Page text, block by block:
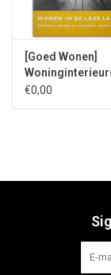
[Goed Wonen]
€0,00